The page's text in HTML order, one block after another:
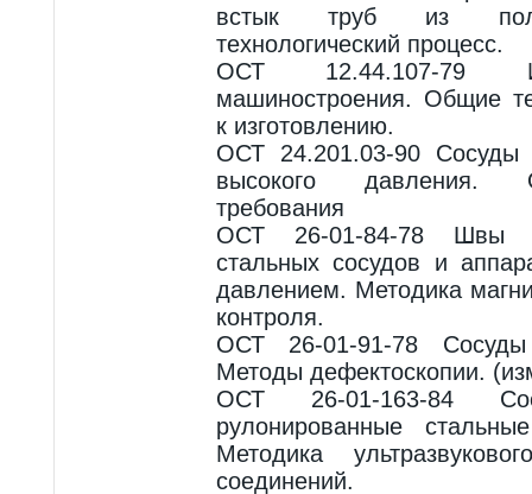
встык труб из
технологический процесс.
ОСТ 12.44.107-79
машиностроения. Общие
к изготовлению.
ОСТ 24.201.03-90 Сосуды
высокого давления.
требования
ОСТ 26-01-84-78 Швы
стальных сосудов и
давлением. Методика
контроля.
ОСТ 26-01-91-78 Сосуды
Методы дефектоскопии.
ОСТ 26-01-163-84
рулонированные
Методика
соединений.